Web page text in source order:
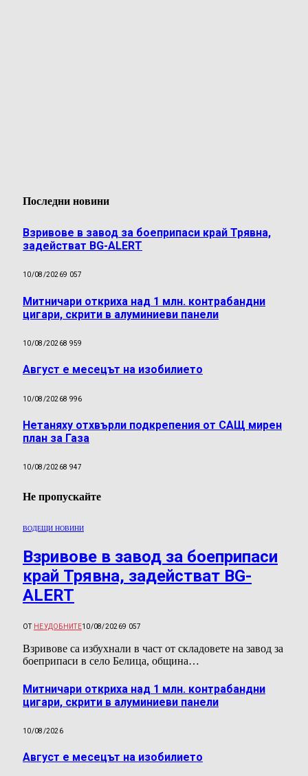
Последни новини
Взривове в завод за боеприпаси край Трявна,
задействат BG-ALERT
10/08/20269 057
Митничари откриха над 1 млн. контрабандни
цигари, скрити в алуминиеви панели
10/08/20268 959
Август е месецът на изобилието
10/08/20268 996
Нетаняху отхвърли подкрепения от САЩ мирен
план за Газа
10/08/20268 947
Не пропускайте
ВОДЕЩИ НОВИНИ
Взривове в завод за боеприпаси
край Трявна, задействат BG-
ALERT
ОТ НЕУДОБНИТЕ10/08/20269 057
Взривове са избухнали в част от складовете на завод за
боеприпаси в село Белица, община…
Митничари откриха над 1 млн. контрабандни
цигари, скрити в алуминиеви панели
10/08/2026
Август е месецът на изобилието